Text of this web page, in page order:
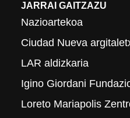
JARRAI GAITZAZU
Nazioartekoa
Ciudad Nueva
LAR aldizkaria
Igino Giordani
Loreto Mariapolis